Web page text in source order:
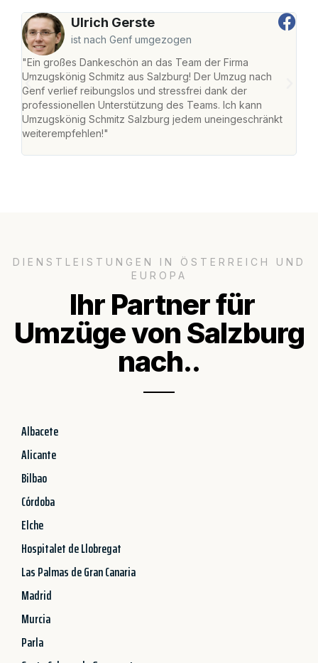
Ulrich Gerste
ist nach Genf umgezogen
"Ein großes Dankeschön an das Team der Firma
Umzugskönig Schmitz aus Salzburg! Der Umzug nach
Genf verlief reibungslos und stressfrei dank der
professionellen Unterstützung des Teams. Ich kann
Umzugskönig Schmitz Salzburg jedem uneingeschränkt
weiterempfehlen!"
DIENSTLEISTUNGEN IN ÖSTERREICH UND
EUROPA
Ihr Partner für
Umzüge von Salzburg
nach..
Albacete
Alicante
Bilbao
Córdoba
Elche
Hospitalet de Llobregat
Las Palmas de Gran Canaria
Madrid
Murcia
Parla